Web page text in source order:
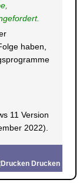
haben,
11 Version
2022).
Drucken